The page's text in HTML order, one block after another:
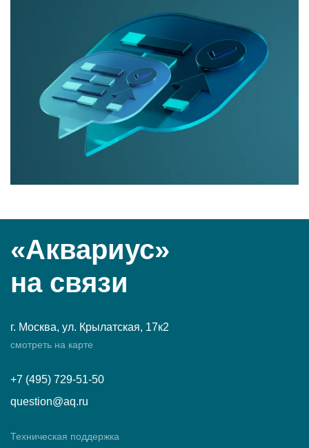
«Аквариус»
на связи
г. Москва, ул. Крылатская, 17к2
смотреть на карте
+7 (495) 729-51-50
question@aq.ru
Техническая поддержка